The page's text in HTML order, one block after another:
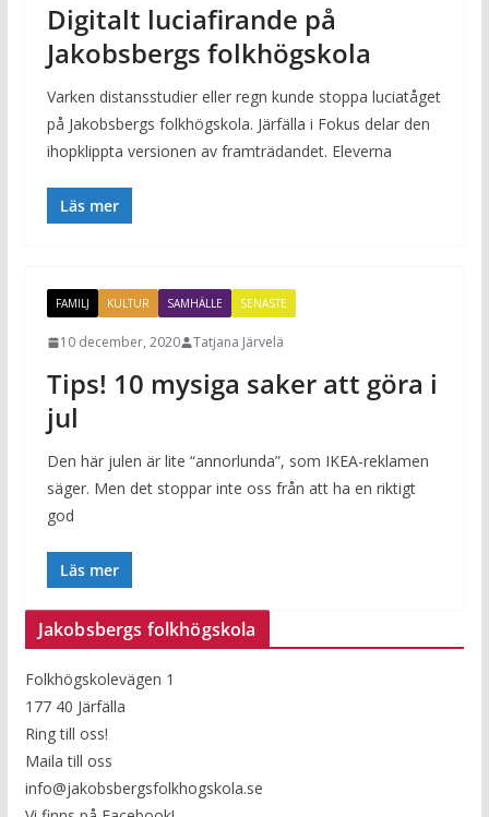
Digitalt luciafirande på
Jakobsbergs folkhögskola
Varken distansstudier eller regn kunde stoppa luciatåget
på Jakobsbergs folkhögskola. Järfälla i Fokus delar den
ihopklippta versionen av framträdandet. Eleverna
Läs mer
FAMILJ KULTUR SAMHÄLLE SENASTE
10 december, 2020 Tatjana Järvelä
Tips! 10 mysiga saker att göra i
jul
Den här julen är lite “annorlunda”, som IKEA-reklamen
säger. Men det stoppar inte oss från att ha en riktigt
god
Läs mer
Jakobsbergs folkhögskola
Folkhögskolevägen 1
177 40 Järfälla
Ring till oss!
Maila till oss
info@jakobsbergsfolkhogskola.se